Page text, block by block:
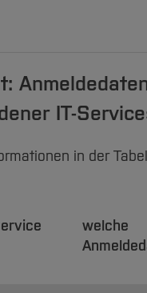
IT-
in der
welche